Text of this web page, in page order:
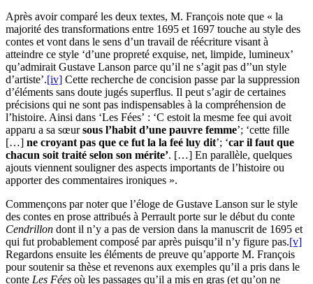
Après avoir comparé les deux textes, M. François note que « la
majorité des transformations entre 1695 et 1697 touche au style des
contes et vont dans le sens d’un travail de réécriture visant à
atteindre ce style ‘d’une propreté exquise, net, limpide, lumineux’
qu’admirait Gustave Lanson parce qu’il ne s’agit pas d’’un style
d’artiste’.[iv] Cette recherche de concision passe par la suppression
d’éléments sans doute jugés superflus. Il peut s’agir de certaines
précisions qui ne sont pas indispensables à la compréhension de
l’histoire. Ainsi dans ‘Les Fées’ : ‘C estoit la mesme fee qui avoit
apparu a sa sœursous l’habit d’une pauvre femme’; ‘cette fille
[…] ne croyant pas que ce fut la la feé luy dit’; ‘car il faut que
chacun soit traité selon son mérite’. […] En parallèle, quelques
ajouts viennent souligner des aspects importants de l’histoire ou
apporter des commentaires ironiques ».
Commençons par noter que l’éloge de Gustave Lanson sur le style
des contes en prose attribués à Perrault porte sur le début du conte
Cendrillon dont il n’y a pas de version dans la manuscrit de 1695 et
qui fut probable­ment composé par après puisqu’il n’y figure pas.[v]
Regardons ensuite les éléments de preuve qu’apporte M. François
pour soutenir sa thèse et revenons aux exemples qu’il a pris dans le
conte Les Fées où les passages qu’il a mis en gras (et qu’on ne